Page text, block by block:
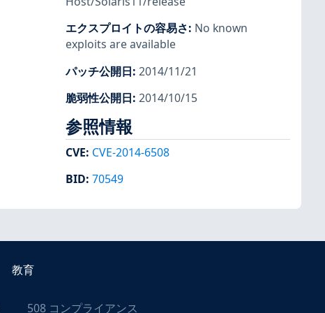
エクスプロイトの容易さ: No known
exploits are available
パッチ公開日: 2014/11/21
脆弱性公開日: 2014/10/15
参照情報
CVE: CVE-2014-6508
BID: 70549
教育
508 コンプライアンス